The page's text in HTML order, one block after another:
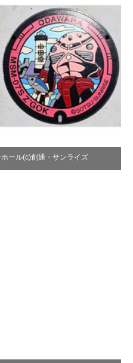
ール(c)創通・サンライズ